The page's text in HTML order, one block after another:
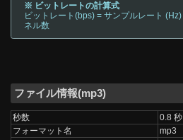
※ ビットレートの計算式
ビットレート(bps) = サンプルレート
ネル数
ファイル情報(mp3)
秒数
0.8 秒
フォーマット名
mp3